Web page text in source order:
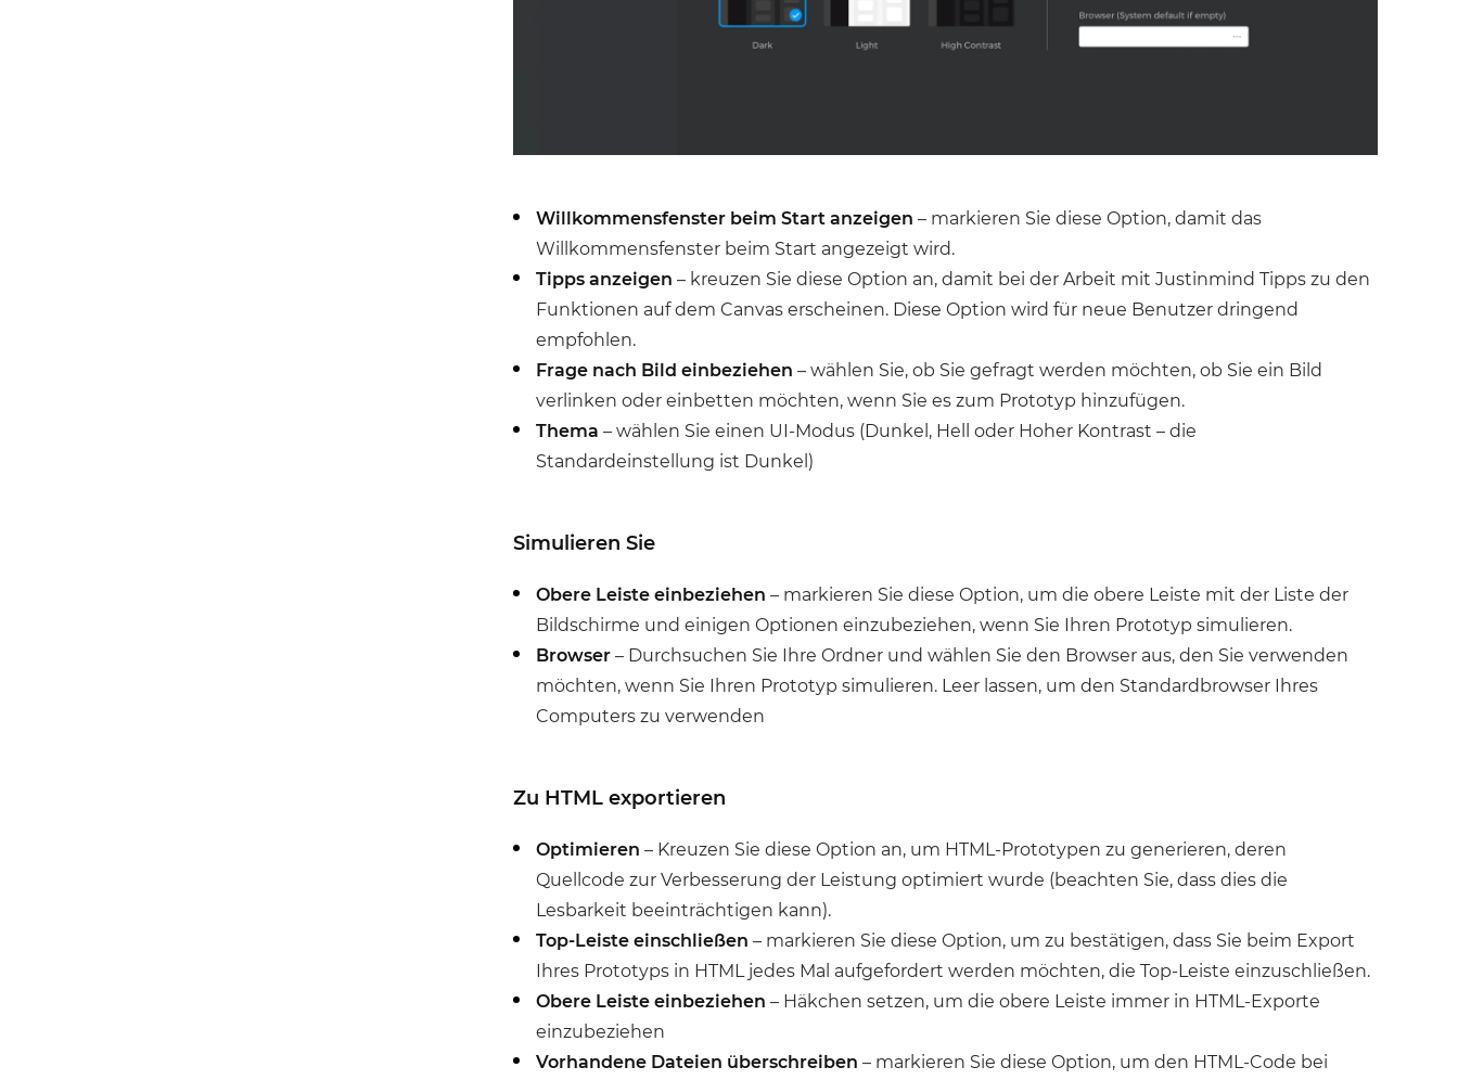
Willkommensfenster beim Start anzeigen – markieren Sie diese Option, damit das
Willkommensfenster beim Start angezeigt wird.
Tipps anzeigen – kreuzen Sie diese Option an, damit bei der Arbeit mit Justinmind Tipps zu den
Funktionen auf dem Canvas erscheinen. Diese Option wird für neue Benutzer dringend
empfohlen.
Frage nach Bild einbeziehen – wählen Sie, ob Sie gefragt werden möchten, ob Sie ein Bild
verlinken oder einbetten möchten, wenn Sie es zum Prototyp hinzufügen.
Thema – wählen Sie einen UI-Modus (Dunkel, Hell oder Hoher Kontrast – die
Standardeinstellung ist Dunkel)
Simulieren Sie
Obere Leiste einbeziehen – markieren Sie diese Option, um die obere Leiste mit der Liste der
Bildschirme und einigen Optionen einzubeziehen, wenn Sie Ihren Prototyp simulieren.
Browser– Durchsuchen Sie Ihre Ordner und wählen Sie den Browser aus, den Sie verwenden
möchten, wenn Sie Ihren Prototyp simulieren. Leer lassen, um den Standardbrowser Ihres
Computers zu verwenden
Zu HTML exportieren
Optimieren – Kreuzen Sie diese Option an, um HTML-Prototypen zu generieren, deren
Quellcode zur Verbesserung der Leistung optimiert wurde (beachten Sie, dass dies die
Lesbarkeit beeinträchtigen kann).
Top-Leiste einschließen – markieren Sie diese Option, um zu bestätigen, dass Sie beim Export
Ihres Prototyps in HTML jedes Mal aufgefordert werden möchten, die Top-Leiste einzuschließen.
Obere Leiste einbeziehen – Häkchen setzen, um die obere Leiste immer in HTML-Exporte
einzubeziehen
Vorhandene Dateien überschreiben – markieren Sie diese Option, um den HTML-Code bei